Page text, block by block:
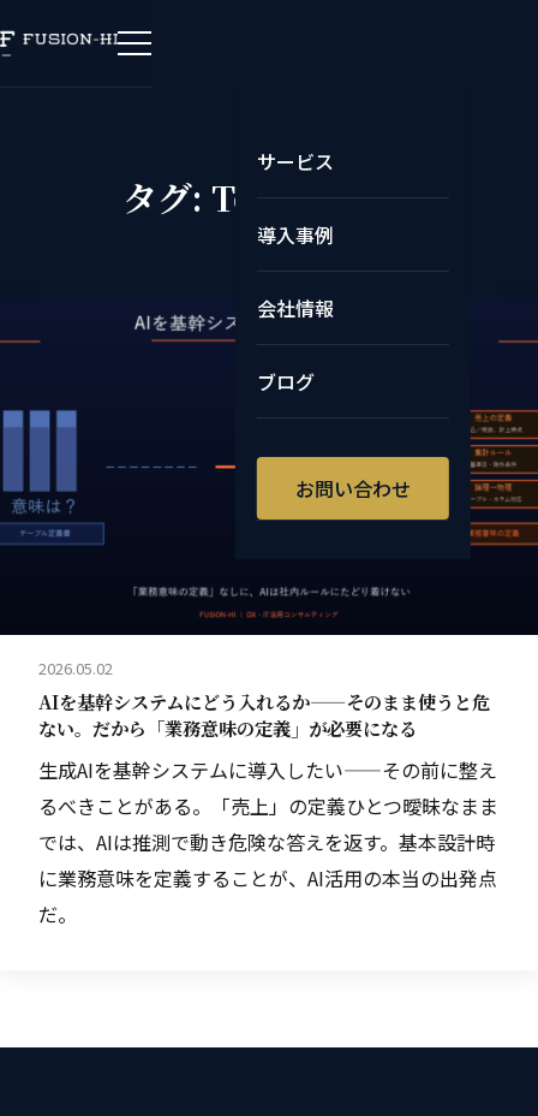
サービス
導入事例
会社情報
ブログ
お問い合わせ
タグ: Text-to-SQL
2026.05.02
AIを基幹システムにどう入れるか——そのまま使うと危
ない。だから「業務意味の定義」が必要になる
生成AIを基幹システムに導入したい——その前に整え
るべきことがある。「売上」の定義ひとつ曖昧なまま
では、AIは推測で動き危険な答えを返す。基本設計時
に業務意味を定義することが、AI活用の本当の出発点
だ。